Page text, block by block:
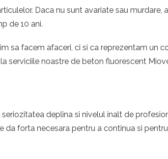
Daca nu sunt avariate sau murdare,
de 10 ani.
sa facem afaceri, ci si ca reprezentam un
serviciile noastre de beton fluorescent
deplina si nivelul inalt de
forta necesara pentru a continua si